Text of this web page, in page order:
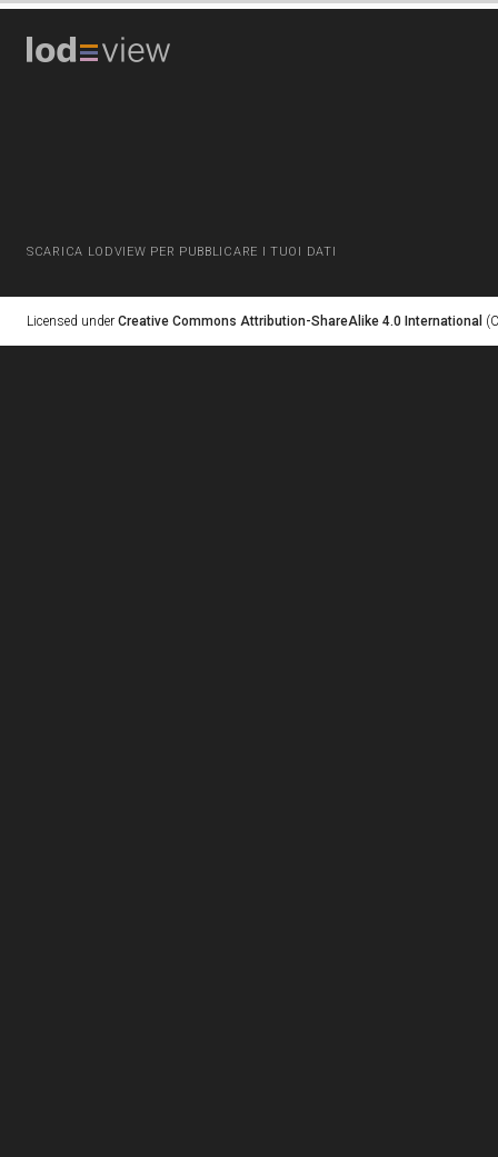
SCARICA LODVIEW PER PUBBLICARE I TUOI DATI
Licensed under Creative Commons Attribution-ShareAlike 4.0 International